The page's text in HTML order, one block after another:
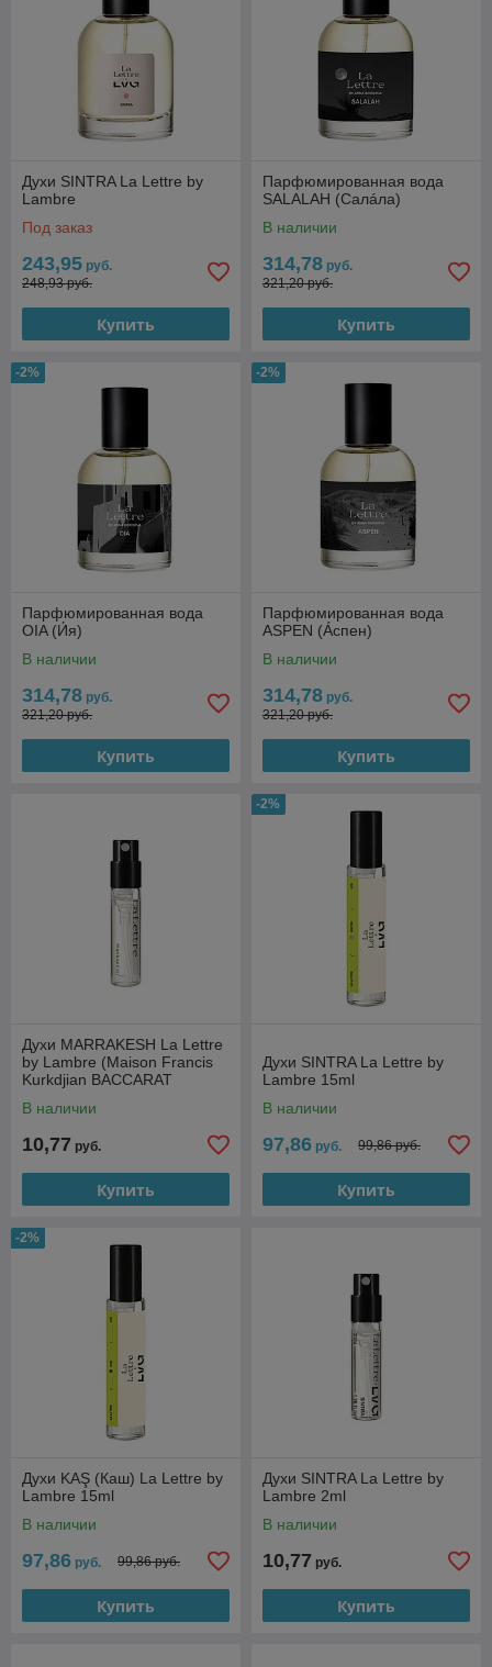
Духи SINTRA La Lettre by
Lambre
Под заказ
243,95 руб.
248,93 руб.
Купить
Парфюмированная вода
SALALAH (Салáла)
В наличии
314,78 руб.
321,20 руб.
Купить
-2%
Парфюмированная вода
OIA (И́я)
В наличии
314,78 руб.
321,20 руб.
Купить
-2%
Парфюмированная вода
ASPEN (Áспен)
В наличии
314,78 руб.
321,20 руб.
Купить
Духи MARRAKESH La Lettre
by Lambre (Maison Francis
Kurkdjian BACCARAT
В наличии
10,77 руб.
Купить
-2%
Духи SINTRA La Lettre by
Lambre 15ml
В наличии
97,86 руб. 99,86 руб.
Купить
-2%
Духи KAŞ (Каш) La Lettre by
Lambre 15ml
В наличии
97,86 руб. 99,86 руб.
Купить
Духи SINTRA La Lettre by
Lambre 2ml
В наличии
10,77 руб.
Купить